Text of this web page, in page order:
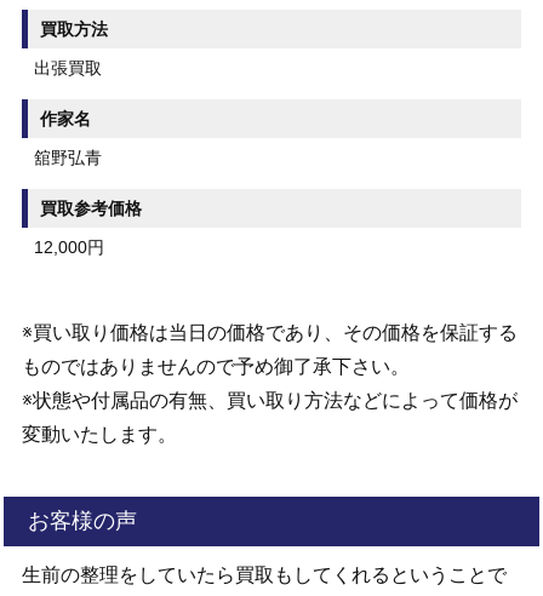
買取方法
出張買取
作家名
舘野弘青
買取参考価格
12,000円
※買い取り価格は当日の価格であり、その価格を保証する
ものではありませんので予め御了承下さい。
※状態や付属品の有無、買い取り方法などによって価格が
変動いたします。
お客様の声
生前の整理をしていたら買取もしてくれるということで